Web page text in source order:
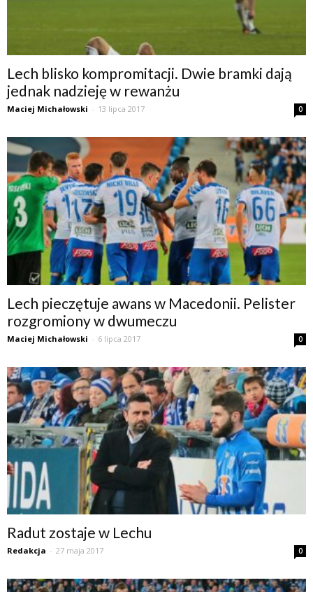
Lech blisko kompromitacji. Dwie bramki dają
jednak nadzieję w rewanżu
Maciej Michałowski - 13 lipca 2017 0
Lech pieczętuje awans w Macedonii. Pelister
rozgromiony w dwumeczu
Maciej Michałowski - 6 lipca 2017 0
Radut zostaje w Lechu
Redakcja - 27 maja 2017 0